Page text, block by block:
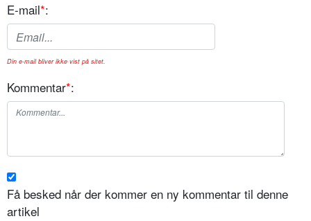
E-mail*:
Din e-mail bliver ikke vist på sitet.
Kommentar*:
Få besked når der kommer en ny kommentar til denne
artikel